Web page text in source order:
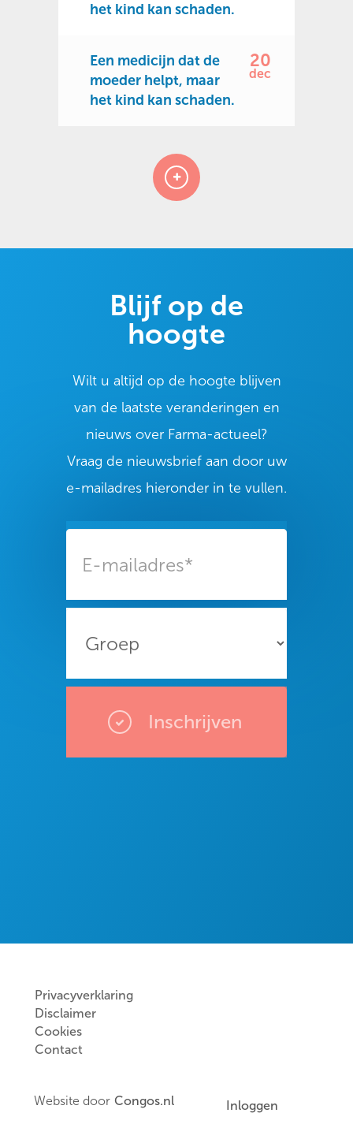
het kind kan schaden.
Een medicijn dat de
moeder helpt, maar
het kind kan schaden.
20
dec
Blijf op de
hoogte
Wilt u altijd op de hoogte blijven
van de laatste veranderingen en
nieuws over Farma-actueel?
Vraag de nieuwsbrief aan door uw
e-mailadres hieronder in te vullen.
Inschrijven
Privacyverklaring
Disclaimer
Cookies
Contact
Inloggen
Website door Congos.nl